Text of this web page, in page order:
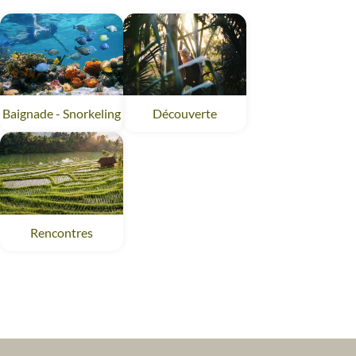
Baignade - Snorkeling Découverte
Rencontres